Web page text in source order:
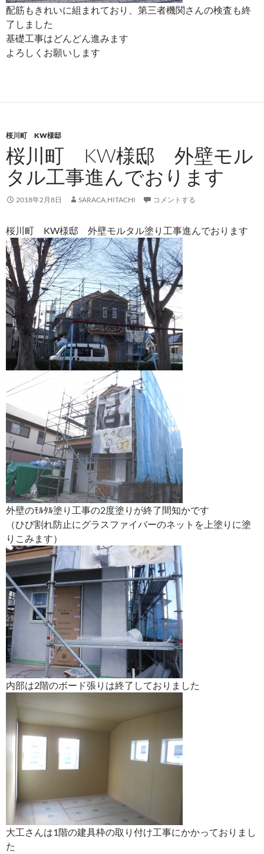
配筋もきれいに組まれており、第三者機関さんの検査も終
了しました
基礎工事はどんどん進みます
よろしくお願いします
桜川町 KW様邸
桜川町 KW様邸 外壁モル
タル工事進んでおります
2018年2月8日 SARACA.HITACHI コメントする
桜川町 KW様邸 外壁モルタル塗り工事進んでおります
外壁のﾓﾙﾀﾙ塗り工事の2度塗りが終了間知かです
（ひび割れ防止にグラスファイバーのネットを上塗りに塗
りこみます）
内部は2階のボード張りは終了しておりました
大工さんは1階の建具枠の取り付け工事にかかっておりまし
た